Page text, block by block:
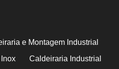
e Montagem Industrial
Caldeiraria Industrial